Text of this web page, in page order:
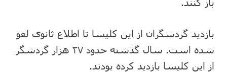
بازدید گردشگران از این کلیسا تا اطلاع ثانوی لغو
شده است. سال گذشته حدود ۲۷ هزار گردشگر
از این کلیسا بازدید کرده بودند.